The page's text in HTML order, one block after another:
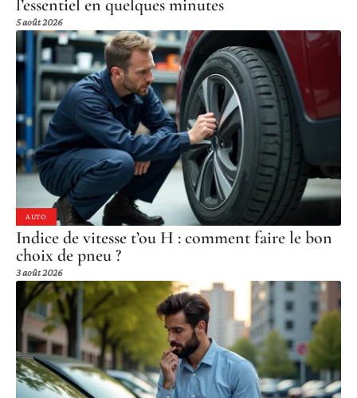
l’essentiel en quelques minutes
5 août 2026
AUTO
Indice de vitesse t’ou H : comment faire le bon
choix de pneu ?
3 août 2026